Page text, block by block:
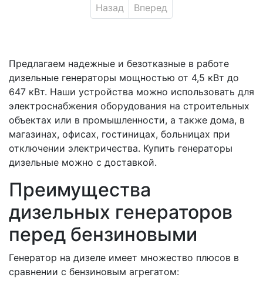
Назад Вперед
Предлагаем надежные и безотказные в работе
дизельные генераторы мощностью от 4,5 кВт до
647 кВт. Наши устройства можно использовать для
электроснабжения оборудования на строительных
объектах или в промышленности, а также дома, в
магазинах, офисах, гостиницах, больницах при
отключении электричества. Купить генераторы
дизельные можно с доставкой.
Преимущества
дизельных генераторов
перед бензиновыми
Генератор на дизеле имеет множество плюсов в
сравнении с бензиновым агрегатом: